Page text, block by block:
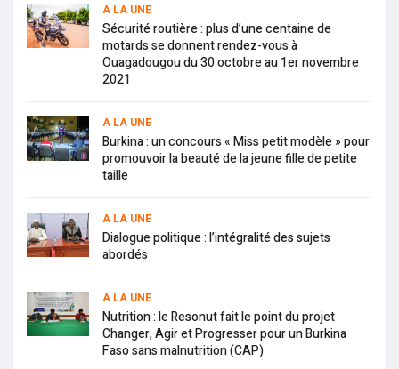
A LA UNE
Sécurité routière : plus d’une centaine de
motards se donnent rendez-vous à
Ouagadougou du 30 octobre au 1er novembre
2021
A LA UNE
Burkina : un concours « Miss petit modèle » pour
promouvoir la beauté de la jeune fille de petite
taille
A LA UNE
Dialogue politique : l’intégralité des sujets
abordés
A LA UNE
Nutrition : le Resonut fait le point du projet
Changer, Agir et Progresser pour un Burkina
Faso sans malnutrition (CAP)